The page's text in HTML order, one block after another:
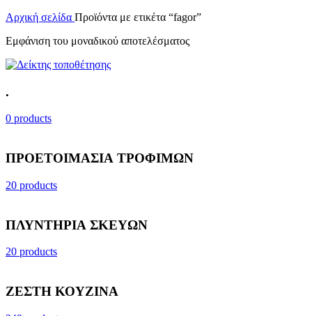
Αρχική σελίδα Προϊόντα με ετικέτα “fagor”
Εμφάνιση του μοναδικού αποτελέσματος
.
0 products
ΠΡΟΕΤΟΙΜΑΣΙΑ ΤΡΟΦΙΜΩΝ
20 products
ΠΛΥΝΤΗΡΙΑ ΣΚΕΥΩΝ
20 products
ΖΕΣΤΗ ΚΟΥΖΙΝΑ